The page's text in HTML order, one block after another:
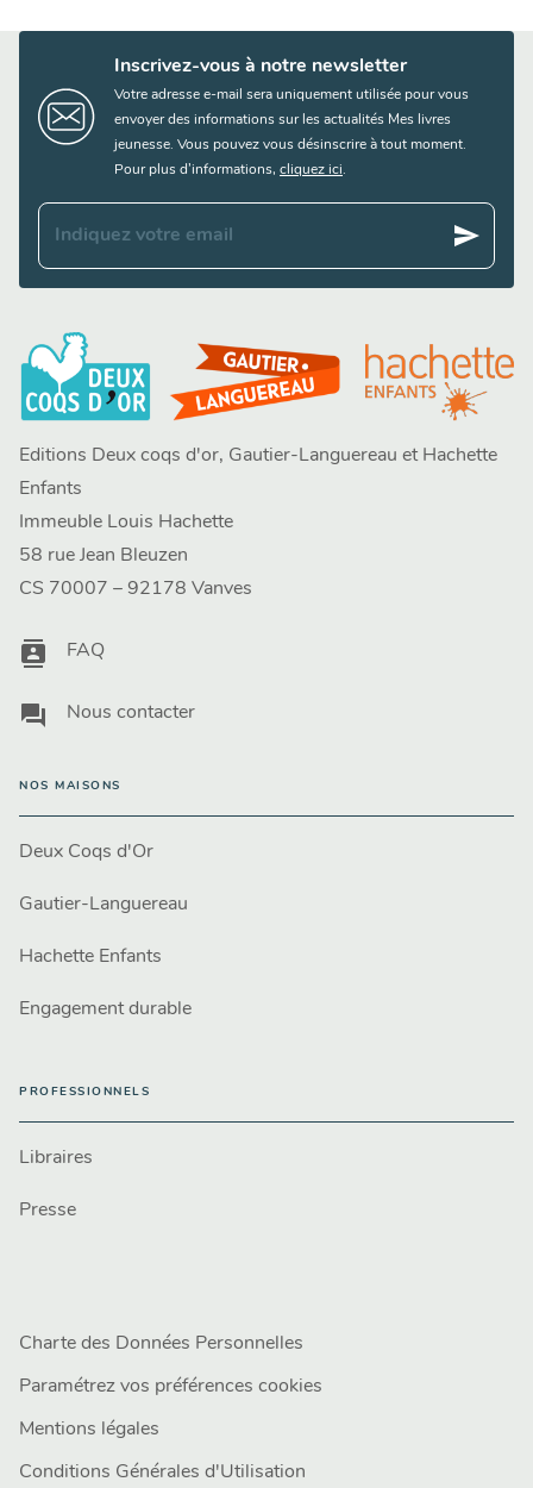
Inscrivez-vous à notre newsletter
Votre adresse e-mail sera uniquement utilisée pour vous
envoyer des informations sur les actualités Mes livres
jeunesse. Vous pouvez vous désinscrire à tout moment.
Pour plus d’informations, cliquez ici.
Indiquez votre email send
Editions Deux coqs d'or, Gautier-Languereau et Hachette
Enfants
Immeuble Louis Hachette
58 rue Jean Bleuzen
CS 70007 – 92178 Vanves
contacts FAQ
question_answer Nous contacter
NOS MAISONS
Deux Coqs d'Or
Gautier-Languereau
Hachette Enfants
Engagement durable
PROFESSIONNELS
Libraires
Presse
Charte des Données Personnelles
Paramétrez vos préférences cookies
Mentions légales
Conditions Générales d'Utilisation